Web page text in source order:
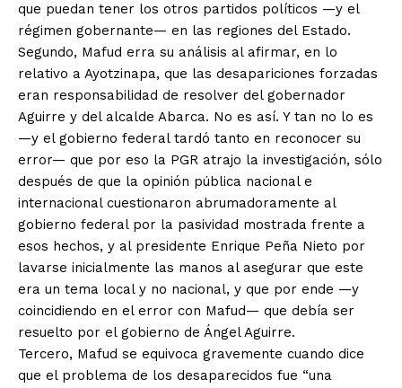
que puedan tener los otros partidos políticos —y el
régimen gobernante— en las regiones del Estado.
Segundo, Mafud erra su análisis al afirmar, en lo
relativo a Ayotzinapa, que las desapariciones forzadas
eran responsabilidad de resolver del gobernador
Aguirre y del alcalde Abarca. No es así. Y tan no lo es
—y el gobierno federal tardó tanto en reconocer su
error— que por eso la PGR atrajo la investigación, sólo
después de que la opinión pública nacional e
internacional cuestionaron abrumadoramente al
gobierno federal por la pasividad mostrada frente a
esos hechos, y al presidente Enrique Peña Nieto por
lavarse inicialmente las manos al asegurar que este
era un tema local y no nacional, y que por ende —y
coincidiendo en el error con Mafud— que debía ser
resuelto por el gobierno de Ángel Aguirre.
Tercero, Mafud se equivoca gravemente cuando dice
que el problema de los desaparecidos fue “una